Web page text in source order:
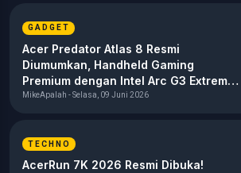
GADGET
Acer Predator Atlas 8 Resmi
Diumumkan, Handheld Gaming
Premium dengan Intel Arc G3 Extreme
dan Layar 120Hz
MikeApalah - Selasa, 09 Juni 2026
TECHNO
AcerRun 7K 2026 Resmi Dibuka!